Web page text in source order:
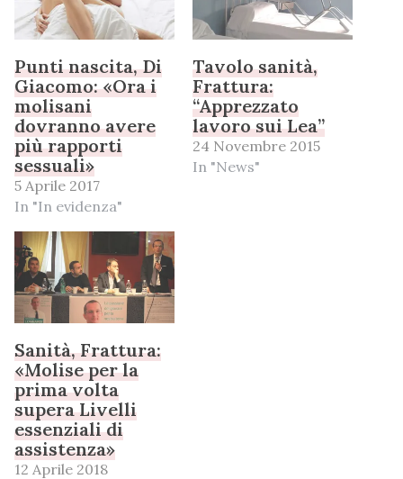
Punti nascita, Di
Giacomo: «Ora i
molisani
dovranno avere
più rapporti
sessuali»
5 Aprile 2017
In "In evidenza"
Tavolo sanità,
Frattura:
“Apprezzato
lavoro sui Lea”
24 Novembre 2015
In "News"
Sanità, Frattura:
«Molise per la
prima volta
supera Livelli
essenziali di
assistenza»
12 Aprile 2018